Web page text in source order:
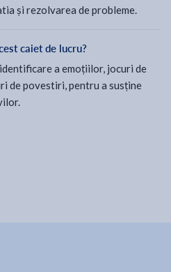
și rezolvarea de probleme.
caiet de lucru?
a emoțiilor, jocuri de
de povestiri, pentru a susține